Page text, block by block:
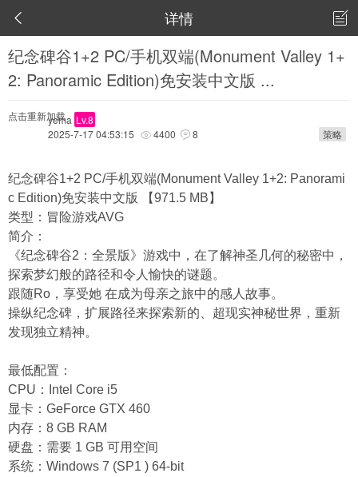
 详情 
纪念碑谷1+2 PC/手机双端(Monument Valley 1+
2: Panoramic Edition)免安装中文版 ...
点击重新加载
yema Lv.8
2025-7-17 04:53:15
 4400  8 策略
纪念碑谷1+2 PC/手机双端(Monument Valley 1+2: Panorami
c Edition)免安装中文版 【971.5 MB】
类型：冒险游戏AVG
简介：
《纪念碑谷2：全景版》游戏中，在了解神圣几何的秘密中，
探索梦幻般的路径和令人愉快的谜题。
跟随Ro，享受她 在成为母亲之旅中的感人故事。
操纵纪念碑，扩展路径来探索新的、超现实神秘世界，重新
发现独立精神。
最低配置：
CPU：Intel Core i5
显卡：GeForce GTX 460
内存：8 GB RAM
硬盘：需要 1 GB 可用空间
系统：Windows 7 (SP1 ) 64-bit